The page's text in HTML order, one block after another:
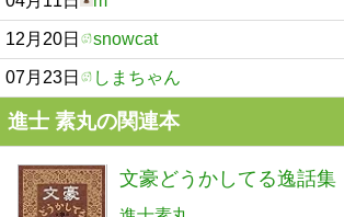
12月20日 snowcat
07月23日 しまちゃん
進士 素丸の関連本
文豪どうかしてる逸話集